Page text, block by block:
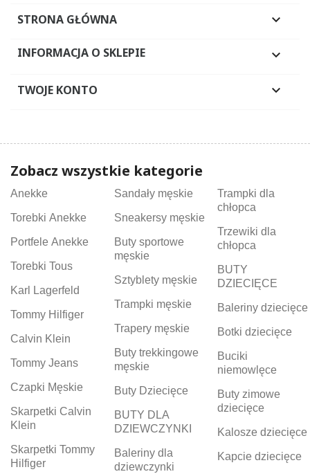
STRONA GŁÓWNA 
INFORMACJA O SKLEPIE 
TWOJE KONTO 
Zobacz wszystkie kategorie
Anekke
Torebki Anekke
Portfele Anekke
Torebki Tous
Karl Lagerfeld
Tommy Hilfiger
Calvin Klein
Tommy Jeans
Czapki Męskie
Skarpetki Calvin
Klein
Skarpetki Tommy
Hilfiger
Sandały męskie
Sneakersy męskie
Buty sportowe
męskie
Sztyblety męskie
Trampki męskie
Trapery męskie
Buty trekkingowe
męskie
Buty Dziecięce
BUTY DLA
DZIEWCZYNKI
Baleriny dla
dziewczynki
Trampki dla
chłopca
Trzewiki dla
chłopca
BUTY
DZIECIĘCE
Baleriny dziecięce
Botki dziecięce
Buciki
niemowlęce
Buty zimowe
dziecięce
Kalosze dziecięce
Kapcie dziecięce